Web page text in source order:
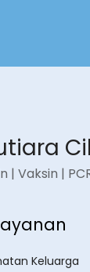
| Vaksin |
Keluarga